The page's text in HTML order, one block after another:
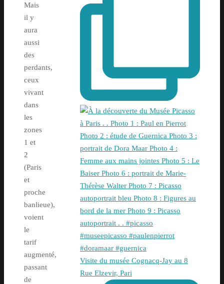
Mais
il y
aura
aussi
des
perdants,
ceux
vivant
dans
les
zones
1 et
2
(Paris
et
proche
banlieue),
voient
le
tarif
augmenté,
passant
de
Visite du musée Cognacq-Jay au 8
Rue Elzevir, Pari